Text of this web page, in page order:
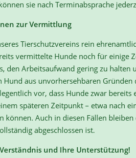
sie nach Terminabsprache
zur Vermittlung
Tierschutzvereins rein
vermittelte Hunde noch für einige
den Arbeitsaufwand gering zu halten
Hund aus unvorhersehbaren
vor, dass Hunde zwar bereits
späteren Zeitpunkt – etwa nach
können. Auch in diesen Fällen
abgeschlossen ist.
und Ihre Unterstützung!